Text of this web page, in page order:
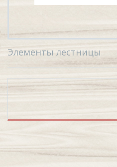
Элементы лестницы